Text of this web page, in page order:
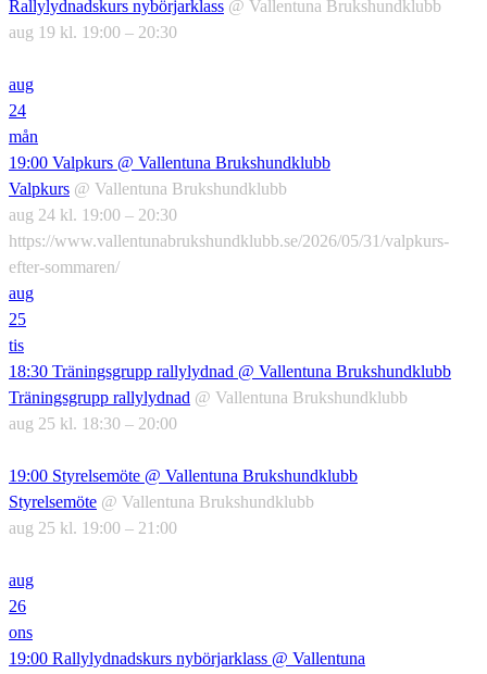
Rallylydnadskurs nybörjarklass @ Vallentuna Brukshundklubb
aug 19 kl. 19:00 – 20:30
aug
24
mån
19:00 Valpkurs @ Vallentuna Brukshundklubb
Valpkurs @ Vallentuna Brukshundklubb
aug 24 kl. 19:00 – 20:30
https://www.vallentunabrukshundklubb.se/2026/05/31/valpkurs-
efter-sommaren/
aug
25
tis
18:30 Träningsgrupp rallylydnad @ Vallentuna Brukshundklubb
Träningsgrupp rallylydnad @ Vallentuna Brukshundklubb
aug 25 kl. 18:30 – 20:00
19:00 Styrelsemöte @ Vallentuna Brukshundklubb
Styrelsemöte @ Vallentuna Brukshundklubb
aug 25 kl. 19:00 – 21:00
aug
26
ons
19:00 Rallylydnadskurs nybörjarklass @ Vallentuna